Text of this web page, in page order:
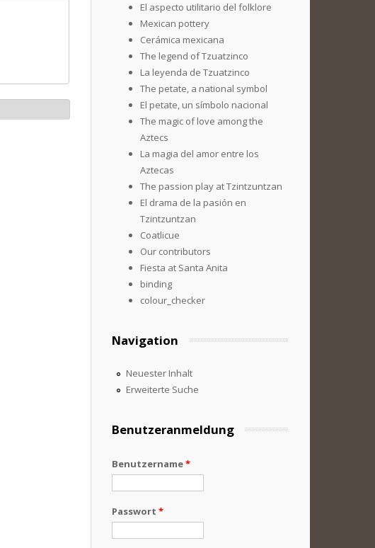
El aspecto utilitario del folklore
Mexican pottery
Cerámica mexicana
The legend of Tzuatzinco
La leyenda de Tzuatzinco
The petate, a national symbol
El petate, un símbolo nacional
The magic of love among the
Aztecs
La magia del amor entre los
Aztecas
The passion play at Tzintzuntzan
El drama de la pasión en
Tzintzuntzan
Coatlicue
Our contributors
Fiesta at Santa Anita
binding
colour_checker
Navigation
Neuester Inhalt
Erweiterte Suche
Benutzeranmeldung
Benutzername*
Passwort *